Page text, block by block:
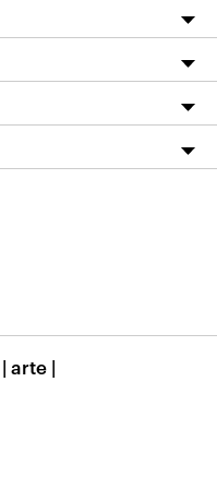
| arte |